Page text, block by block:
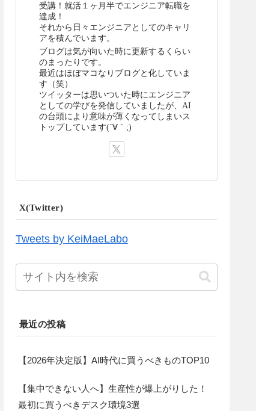
受講！就活１ヶ月半でエンジニア転職を
達成！
それから日々エンジニアとしてのキャリ
アを積んでいます。
ブログは気が向いた時に更新するくらい
のまったりです。
最近はほぼマコなりブログと化していま
す（笑）
ツイッターは思いついた時にエンジニア
としての学びを発信していましたが、AI
の台頭により意味が薄くなってしまいス
トップしています(´∀｀;)
X(Twitter)
Tweets by KeiMaeLabo
最近の投稿
【2026年決定版】AI時代に買うべきものTOP10
【集中できない人へ】生産性が爆上がりした！
最初に買うべきデスク環境3選